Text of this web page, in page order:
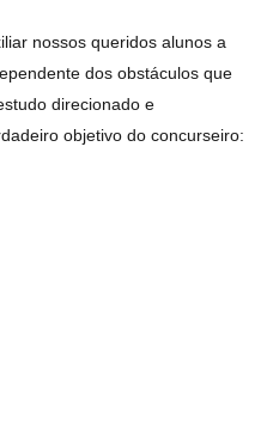
nossos queridos alunos a
dos obstáculos que
direcionado e
objetivo do concurseiro: